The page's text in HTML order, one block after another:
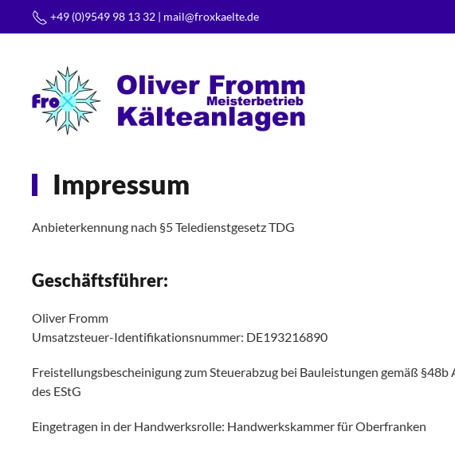
+49 (0)9549 98 13 32 | mail@froxkaelte.de
Impressum
Anbieterkennung nach §5 Teledienstgesetz TDG
Geschäftsführer:
Oliver Fromm
Umsatzsteuer-Identifikationsnummer: DE193216890
Freistellungsbescheinigung zum Steuerabzug bei Bauleistungen gemäß §48b
des EStG
Eingetragen in der Handwerksrolle: Handwerkskammer für Oberfranken